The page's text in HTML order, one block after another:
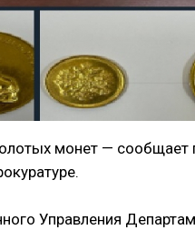
монет — сообщает
Управления